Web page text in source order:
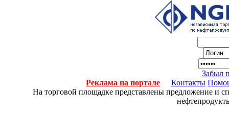
Забыл
Реклама на портале
Контакты
На торговой площадке представлены предложение и